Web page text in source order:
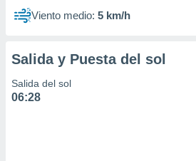
1199
Viento medio: 5 km/h
Salida y Puesta del sol
Salida del sol
06:28